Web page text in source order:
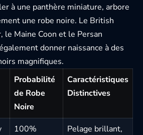
à une panthère miniature, arbore
une robe noire. Le British
le Maine Coon et le Persan
donner naissance à des
magnifiques.
Probabilité
de Robe
Noire
Caractéristiques
Distinctives
100%
Pelage brillant,